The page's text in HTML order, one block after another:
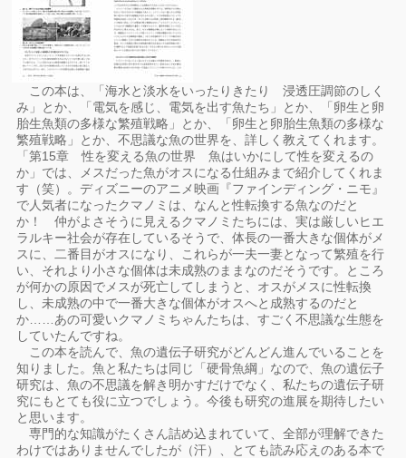
この本は、「海水と淡水をいったりきたり 浸透圧調節のしく
み」とか、「電気を感じ、電気を出す魚たち」とか、「卵生と卵
胎生魚類の多様な繁殖戦略」とか、「卵生と卵胎生魚類の多様な
繁殖戦略」とか、不思議な魚の世界を、詳しく教えてくれます。
「第15章 性を変える魚の世界 魚はいかにして性を変えるの
か」では、メスだった魚がオスになる仕組みまで紹介してくれま
す（笑）。ディズニーのアニメ映画『ファインディング・ニモ』
で人気者になったクマノミは、なんと性転換する魚なのだと
か！ 仲がよさそうに見えるクマノミたちには、実は厳しいヒエ
ラルキー社会が存在しているそうで、体長の一番大きな個体がメ
スに、二番目がオスになり、これらが一夫一妻となって繁殖を行
い、それより小さな個体は未成熟のままなのだそうです。ところ
が何かの原因でメスが死亡してしまうと、オスがメスに性転換
し、未成熟の中で一番大きな個体がオスへと成熟するのだと
か……あの可愛いクマノミちゃんたちは、すごく不思議な生態を
していたんですね。
この本を読んで、魚の遺伝子研究がどんどん進んでいることを
知りました。魚と私たちは同じ「硬骨魚綱」なので、魚の遺伝子
研究は、魚の不思議を解き明かすだけでなく、私たちの遺伝子研
究にもとても役に立つでしょう。今後も研究の進展を期待したい
と思います。
専門的な知識がたくさん詰め込まれていて、全部が理解できた
わけではありませんでしたが（汗）、とても読み応えのある本で